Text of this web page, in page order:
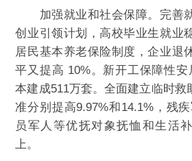
加强就业和社会保障。完善
创业引领计划，高校毕业生就业
居民基本养老保险制度，企业退
平又提高 10%。新开工保障性安
本建成511万套。全面建立临时救
准分别提高9.97%和14.1%，残
员军人等优抚对象抚恤和生活
上。